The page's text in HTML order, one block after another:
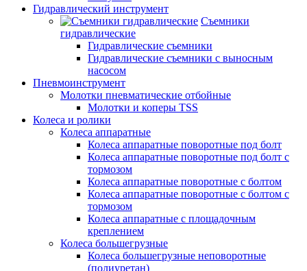
Гидравлический инструмент
Съемники
гидравлические
Гидравлические съемники
Гидравлические cъемники с выносным
насосом
Пневмоинструмент
Молотки пневматические отбойные
Молотки и коперы TSS
Колеса и ролики
Колеса аппаратные
Колеса аппаратные поворотные под болт
Колеса аппаратные поворотные под болт с
тормозом
Колеса аппаратные поворотные с болтом
Колеса аппаратные поворотные с болтом с
тормозом
Колеса аппаратные с площадочным
креплением
Колеса большегрузные
Колеса большегрузные неповоротные
(полиуретан)